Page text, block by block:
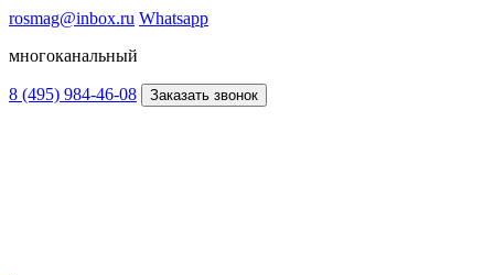
rosmag@inbox.ru Whatsapp
многоканальный
8 (495) 984-46-08 Заказать звонок